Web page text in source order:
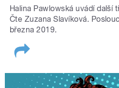
Halina Pawlowská uvádí další
Čte Zuzana Slavíková.
března 2019.